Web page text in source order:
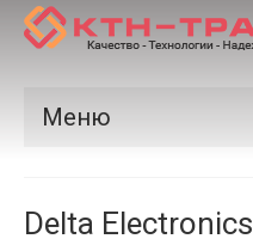
Меню
Производители
Delta Electronics